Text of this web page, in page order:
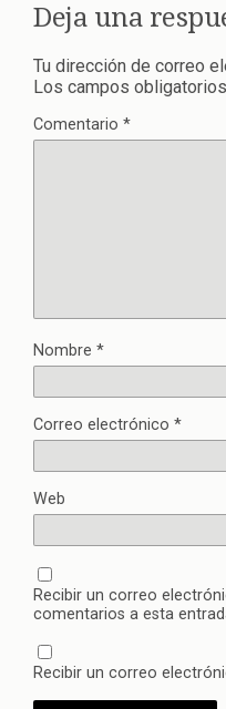
Deja una
Tu dirección de correo
Los campos
Comentario *
Nombre *
Correo electrónico *
Web
Recibir un correo
comentarios a esta
Recibir un correo